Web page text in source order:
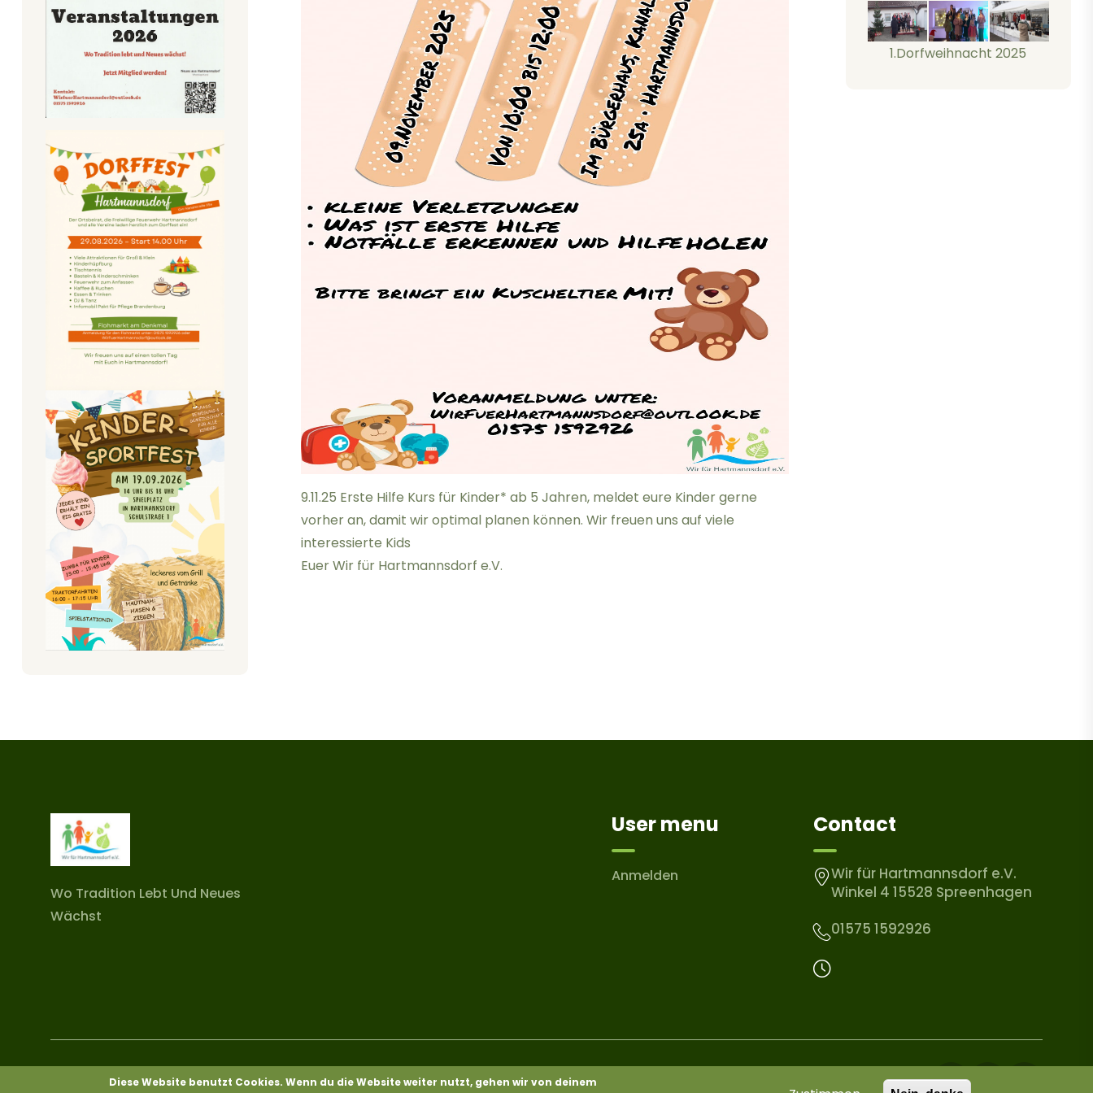
9.11.25 Erste Hilfe Kurs für Kinder* ab 5 Jahren, meldet eure Kinder gerne
vorher an, damit wir optimal planen können. Wir freuen uns auf viele
interessierte Kids
Euer Wir für Hartmannsdorf e.V.
1.Dorfweihnacht 2025
Wo Tradition Lebt Und Neues
Wächst
User menu
Anmelden
Contact
Wir für Hartmannsdorf e.V.
Winkel 4 15528 Spreenhagen
01575 1592926
Copyright © 2026WirFuerHartmannsdorf. All Rights Reserved
Diese Website benutzt Cookies. Wenn du die Website weiter nutzt, gehen wir von deinem